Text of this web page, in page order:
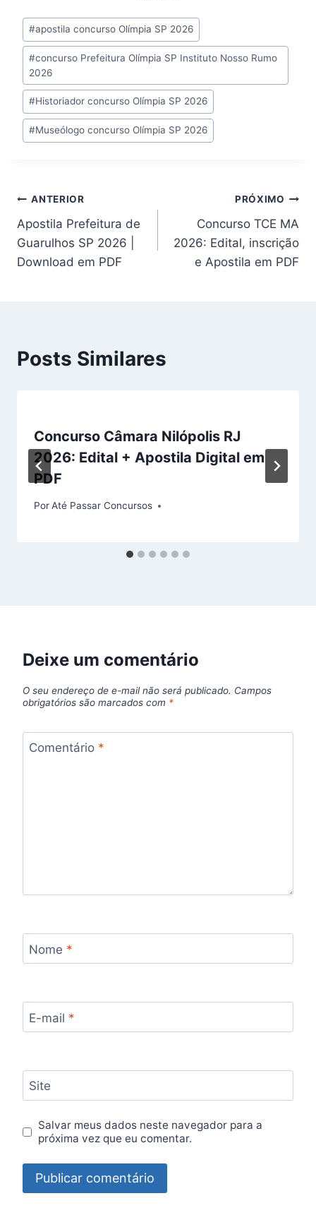
Tags
do
Post:
#apostila concurso Olímpia SP 2026
#concurso Prefeitura Olímpia SP Instituto Nosso Rumo
2026
#Historiador concurso Olímpia SP 2026
#Museólogo concurso Olímpia SP 2026
Navegação
de
Post
ANTERIOR
Apostila Prefeitura de
Guarulhos SP 2026 |
Download em PDF
PRÓXIMO
Concurso TCE MA
2026: Edital, inscrição
e Apostila em PDF
Posts Similares
Concurso Câmara Nilópolis RJ
2026: Edital + Apostila Digital em
PDF
PorAté Passar Concursos
Deixe um comentário
O seu endereço de e-mail não será publicado. Campos
obrigatórios são marcados com *
Comentário *
Nome *
E-mail *
Site
Salvar meus dados neste navegador para a
próxima vez que eu comentar.